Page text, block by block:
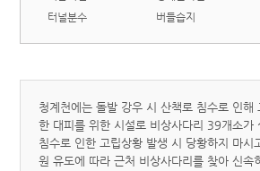
터널분수
버들습지
청계천에는 돌발 강우 시 산책로 침수로 인해
한 대피를 위한 시설로 비상사다리 39개소가
침수로 인한 고립상황 발생 시 당황하지 마시
원 유도에 따라 근처 비상사다리를 찾아 신속